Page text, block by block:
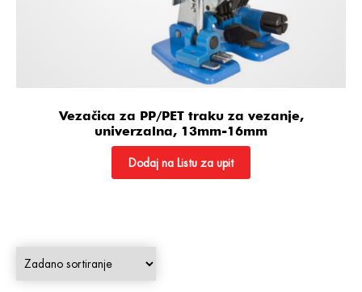
Vezačica za PP/PET traku za vezanje,
univerzalna, 13mm-16mm
Dodaj na Listu za upit